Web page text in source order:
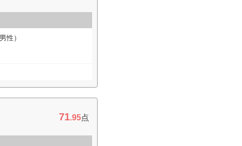
性）
71.95点